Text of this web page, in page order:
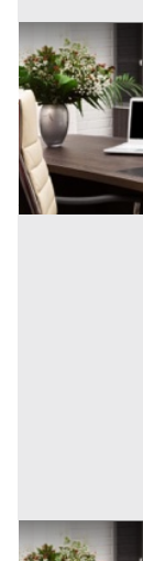
Uffici e Studi
Padova
Offerta minima
2.467.017 €
Codice asta:
Asta chiusa
Uffici e Studi